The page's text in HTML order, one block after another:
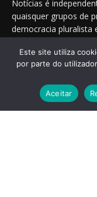
Notícias é
quaisquer grupos de
democracia pluralista
Saiba onde
Este site utiliza
por parte do
Aceitar